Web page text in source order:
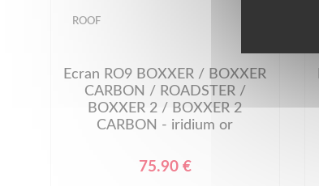
ROOF
Ecran RO9 BOXXER / BOXXER
CARBON / ROADSTER /
BOXXER 2 / BOXXER 2
CARBON - iridium or
75.90 €